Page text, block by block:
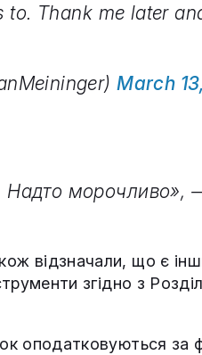
to. Thank me later
March
морочливо»,
відзначали, що є
згідно з
оподатковуються